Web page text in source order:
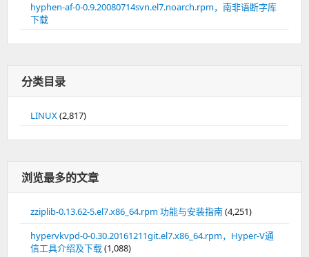
hyphen-af-0-0.9.20080714svn.el7.noarch.rpm，南非语断字库
下载
分类目录
LINUX(2,817)
浏览最多的文章
zziplib-0.13.62-5.el7.x86_64.rpm 功能与安装指南(4,251)
hypervkvpd-0-0.30.20161211git.el7.x86_64.rpm，Hyper-V通
信工具介绍及下载(1,088)